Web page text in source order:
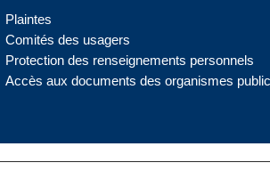
Plaintes
Comités des usagers
Protection des renseignements personnels
Accès aux documents des organismes